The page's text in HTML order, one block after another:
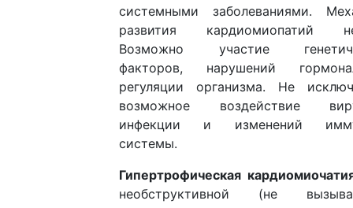
системными заболеваниями.
развития кардиомиопатий
Возможно участие
факторов, нарушений
регуляции организма. Не
возможное воздействие
инфекции и изменений
системы.
Гипертрофическая
необструктивной (не